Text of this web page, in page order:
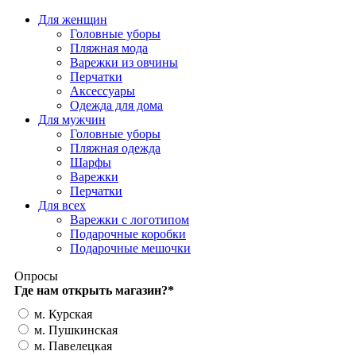
Для женщин
Головные уборы
Пляжная мода
Варежки из овчины
Перчатки
Аксессуары
Одежда для дома
Для мужчин
Головные уборы
Пляжная одежда
Шарфы
Варежки
Перчатки
Для всех
Варежки с логотипом
Подарочные коробки
Подарочные мешочки
Опросы
Где нам открыть магазин?*
м. Курская
м. Пушкинская
м. Павелецкая